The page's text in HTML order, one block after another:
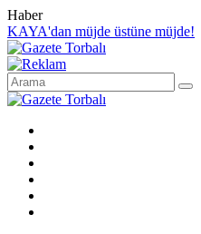
Haber
KAYA'dan müjde üstüne müjde!